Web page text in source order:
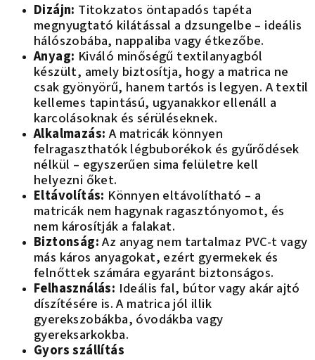
Dizájn: Titokzatos öntapadós tapéta
megnyugtató kilátással a dzsungelbe – ideális
hálószobába, nappaliba vagy étkezőbe.
Anyag: Kiváló minőségű textilanyagból
készült, amely biztosítja, hogy a matrica ne
csak gyönyörű, hanem tartós is legyen. A textil
kellemes tapintású, ugyanakkor ellenáll a
karcolásoknak és sérüléseknek.
Alkalmazás:A matricák könnyen
felragaszthatók légbuborékok és gyűrődések
nélkül – egyszerűen sima felületre kell
helyezni őket.
Eltávolítás: Könnyen eltávolítható – a
matricák nem hagynak ragasztónyomot, és
nem károsítják a falakat.
Biztonság:Az anyag nem tartalmaz PVC-t vagy
más káros anyagokat, ezért gyermekek és
felnőttek számára egyaránt biztonságos.
Felhasználás: Ideális fal, bútor vagy akár ajtó
díszítésére is. A matrica jól illik
gyerekszobákba, óvodákba vagy
gyereksarkokba.
Gyors szállítás